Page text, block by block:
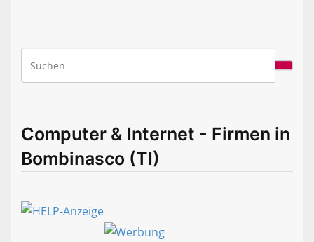
Computer & Internet - Firmen in
Bombinasco (TI)